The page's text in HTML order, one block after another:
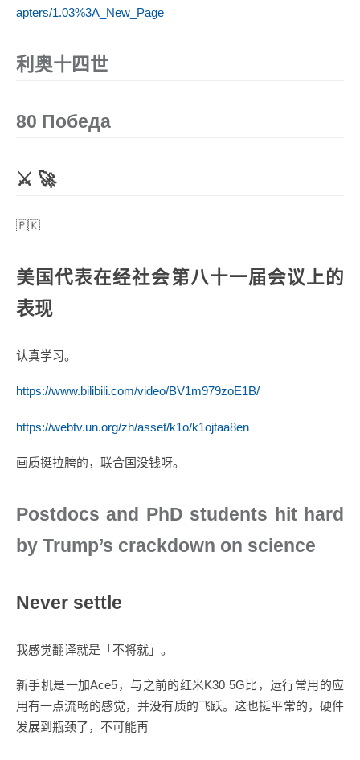
apters/1.03%3A_New_Page
利奥十四世
80 Победа
⚔️ 🚀
🇵🇰
美国代表在经社会第八十一届会议上的
表现
认真学习。
https://www.bilibili.com/video/BV1m979zoE1B/
https://webtv.un.org/zh/asset/k1o/k1ojtaa8en
画质挺拉胯的，联合国没钱呀。
Postdocs and PhD students hit hard
by Trump’s crackdown on science
Never settle
我感觉翻译就是「不将就」。
新手机是一加Ace5，与之前的红米K30 5G比，运行常用的应
用有一点流畅的感觉，并没有质的飞跃。这也挺平常的，硬件
发展到瓶颈了，不可能再